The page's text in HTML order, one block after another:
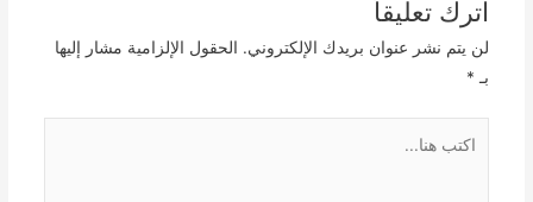
اترك تعليقاً
لن يتم نشر عنوان بريدك الإلكتروني. الحقول الإلزامية مشار إليها
بـ *